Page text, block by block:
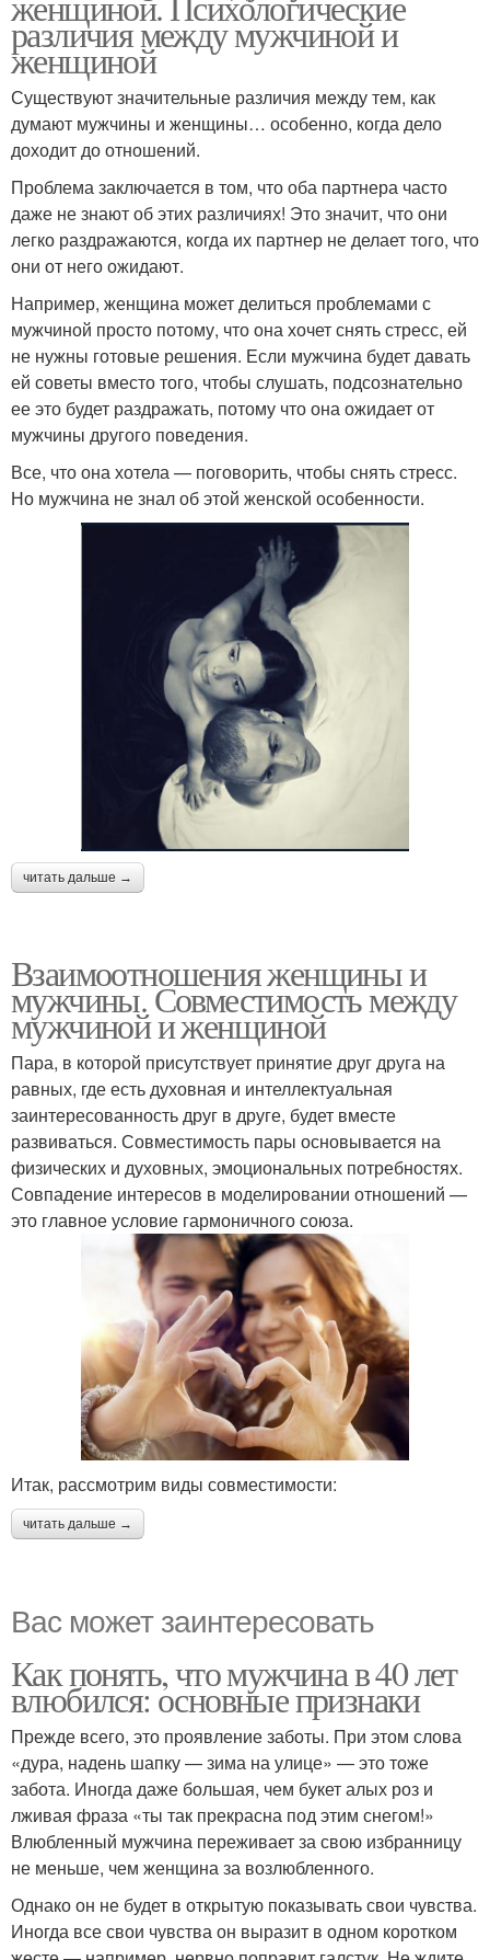
различия между мужчиной и
женщиной
Существуют значительные различия между тем, как
думают мужчины и женщины… особенно, когда дело
доходит до отношений.
Проблема заключается в том, что оба партнера часто
даже не знают об этих различиях! Это значит, что они
легко раздражаются, когда их партнер не делает того, что
они от него ожидают.
Например, женщина может делиться проблемами с
мужчиной просто потому, что она хочет снять стресс, ей
не нужны готовые решения. Если мужчина будет давать
ей советы вместо того, чтобы слушать, подсознательно
ее это будет раздражать, потому что она ожидает от
мужчины другого поведения.
Все, что она хотела — поговорить, чтобы снять стресс.
Но мужчина не знал об этой женской особенности.
читать дальше →
Взаимоотношения женщины и
мужчины. Совместимость между
мужчиной и женщиной
Пара, в которой присутствует принятие друг друга на
равных, где есть духовная и интеллектуальная
заинтересованность друг в друге, будет вместе
развиваться. Совместимость пары основывается на
физических и духовных, эмоциональных потребностях.
Совпадение интересов в моделировании отношений —
это главное условие гармоничного союза.
Итак, рассмотрим виды совместимости:
читать дальше →
Вас может заинтересовать
Как понять, что мужчина в 40 лет
влюбился: основные признаки
Прежде всего, это проявление заботы. При этом слова
«дура, надень шапку — зима на улице» — это тоже
забота. Иногда даже большая, чем букет алых роз и
лживая фраза «ты так прекрасна под этим снегом!»
Влюбленный мужчина переживает за свою избранницу
не меньше, чем женщина за возлюбленного.
Однако он не будет в открытую показывать свои чувства.
Иногда все свои чувства он выразит в одном коротком